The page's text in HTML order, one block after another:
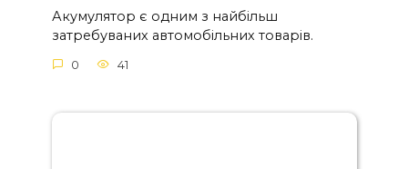
Акумулятор є одним з найбільш
затребуваних автомобільних товарів.
0 41